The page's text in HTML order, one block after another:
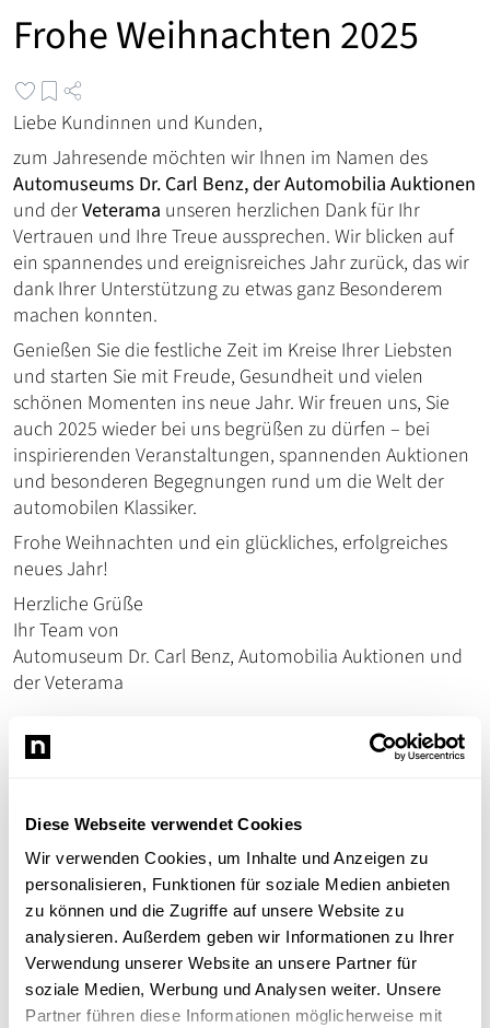
Diese Webseite verwendet Cookies
Wir verwenden Cookies, um Inhalte und Anzeigen zu
personalisieren, Funktionen für soziale Medien anbieten
zu können und die Zugriffe auf unsere Website zu
analysieren. Außerdem geben wir Informationen zu Ihrer
Verwendung unserer Website an unsere Partner für
soziale Medien, Werbung und Analysen weiter. Unsere
Partner führen diese Informationen möglicherweise mit
Frohe Weihnachten 2025
Liebe Kundinnen und Kunden,
zum Jahresende möchten wir Ihnen im Namen des
Automuseums Dr. Carl Benz, der Automobilia Auktionen
und derVeterama unseren herzlichen Dank für Ihr
Vertrauen und Ihre Treue aussprechen. Wir blicken auf
ein spannendes und ereignisreiches Jahr zurück, das wir
dank Ihrer Unterstützung zu etwas ganz Besonderem
machen konnten.
Genießen Sie die festliche Zeit im Kreise Ihrer Liebsten
und starten Sie mit Freude, Gesundheit und vielen
schönen Momenten ins neue Jahr. Wir freuen uns, Sie
auch 2025 wieder bei uns begrüßen zu dürfen – bei
inspirierenden Veranstaltungen, spannenden Auktionen
und besonderen Begegnungen rund um die Welt der
automobilen Klassiker.
Frohe Weihnachten und ein glückliches, erfolgreiches
neues Jahr!
Herzliche Grüße
Ihr Team von
Automuseum Dr. Carl Benz, Automobilia Auktionen und
der Veterama
Weihnachtskarte
PDF HERUNTERLADEN
VR
Veterama Redaktion
Veterama GmbH